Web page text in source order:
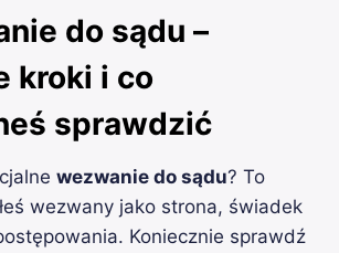
do sądu –
kroki i co
sprawdzić
wezwanie do sądu? To
wezwany jako strona, świadek
Koniecznie sprawdź